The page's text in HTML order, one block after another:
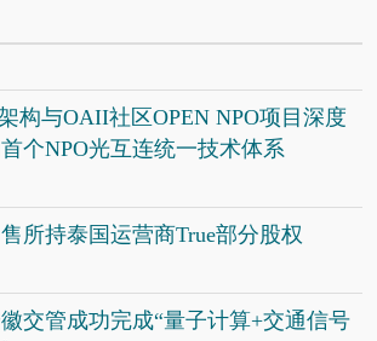
构与OAII社区OPEN NPO项目深度
个NPO光互连统一技术体系
所持泰国运营商True部分股权
交管成功完成“量子计算+交通信号